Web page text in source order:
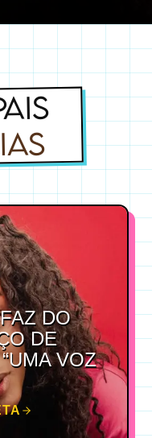
DO
DE
VOZ